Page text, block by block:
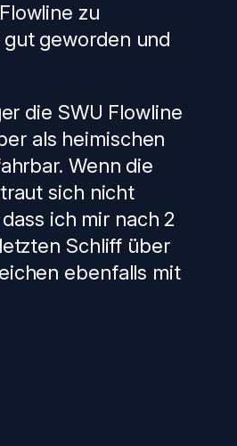
zu
geworden und
die SWU Flowline
als heimischen
Wenn die
sich nicht
ich mir nach 2
Schliff über
ebenfalls mit